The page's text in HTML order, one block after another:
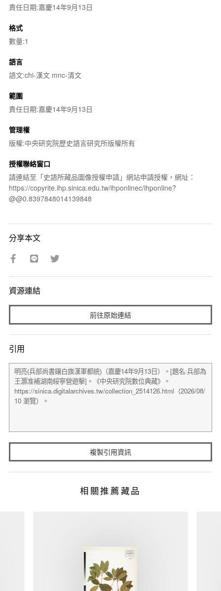
責任日期:嘉慶14年9月13日
格式
數量:1
語言
語文:chi-漢文 mnc-清文
範圍
責任日期:嘉慶14年9月13日
管理權
版權:中央研究院歷史語言研究所版權所有
授權聯絡窗口
請連結至「史語所藏品圖像授權申請」網站申請授權，網址：
https://copyrite.ihp.sinica.edu.tw/ihponlinec/ihponline?
@@0.8397848014139848
分享本文
資源連結
前往原始連結
引用
複製引用資訊
相關推薦藏品